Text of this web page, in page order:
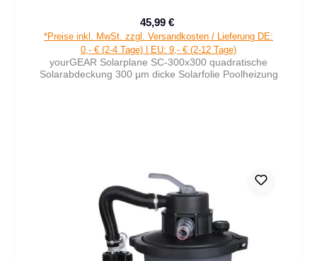
Verkaufspreis:
45,99 €
*Preise inkl. MwSt. zzgl. Versandkosten / Lieferung DE:
0,- € (2-4 Tage) | EU: 9,- € (2-12 Tage)
yourGEAR Solarplane SC-300x300 quadratische
Solarabdeckung 300 µm dicke Solarfolie Poolheizung